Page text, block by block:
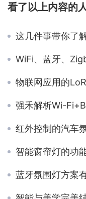
看了以上内容的
这几件事带你了
WiFi、蓝牙、
物联网应用的
强禾解析Wi-
红外控制的汽车氛
智能窗帘灯的功
蓝牙氛围灯方案